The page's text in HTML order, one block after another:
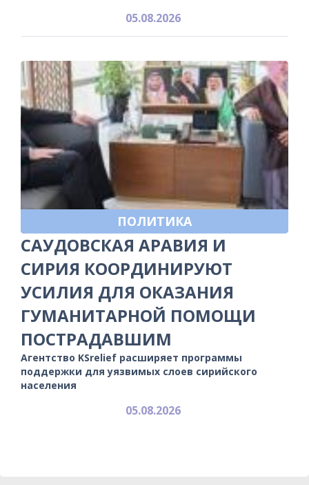
05.08.2026
ПОЛИТИКА
САУДОВСКАЯ АРАВИЯ И
СИРИЯ КООРДИНИРУЮТ
УСИЛИЯ ДЛЯ ОКАЗАНИЯ
ГУМАНИТАРНОЙ ПОМОЩИ
ПОСТРАДАВШИМ
Агентство KSrelief расширяет программы
поддержки для уязвимых слоев сирийского
населения
05.08.2026